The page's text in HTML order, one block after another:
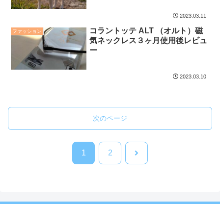
2023.03.11
ファッション
コラントッテ ALT （オルト）磁
気ネックレス３ヶ月使用後レビュ
ー
2023.03.10
次のページ
1 2 次